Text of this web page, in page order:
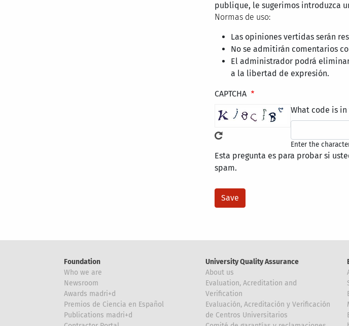
publique, le sugerimos introduzca
Normas de uso:
Las opiniones vertidas serán
No se admitirán comentarios
El administrador podrá
a la libertad de expresión.
CAPTCHA
What code is in
Enter the
Esta pregunta es para probar si
spam.
Foundation
Who we are
Newsroom
Awards madri+d
Premios de Ciencia en Español
Publications madri+d
University Quality Assurance
About us
Evaluation, Acreditation and
Verification
Evaluación, Acreditación y Verificación
de Centros Universitarios